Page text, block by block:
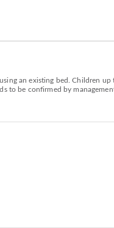
an existing bed. Children
to be confirmed by